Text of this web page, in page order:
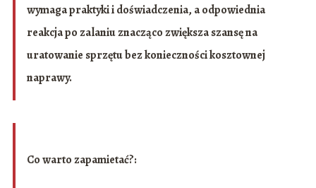
wymaga praktyki i doświadczenia, a odpowiednia
reakcja po zalaniu znacząco zwiększa szansę na
uratowanie sprzętu bez konieczności kosztownej
naprawy.
Co warto zapamietać?: